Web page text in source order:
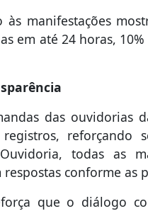
manifestações
em até 24 horas,
das ouvidorias
reforçando
todas as
conforme as
que o diálogo